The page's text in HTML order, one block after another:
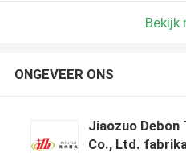
Bekijk
ONGEVEER ONS
Jiaozuo Debon
Co., Ltd.